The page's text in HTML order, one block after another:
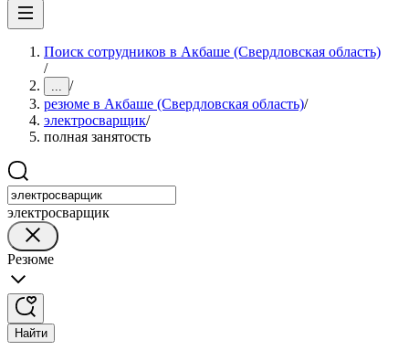
Поиск сотрудников в Акбаше (Свердловская область)
/
... /
резюме в Акбаше (Свердловская область)/
электросварщик/
полная занятость
электросварщик
Резюме
Найти